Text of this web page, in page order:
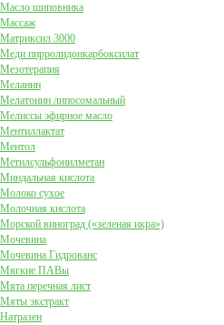
Масло шиповника
Массаж
Матриксил 3000
Меди пирролидонкарбоксилат
Мезотерапия
Меланин
Мелатонин липосомальный
Мелиссы эфирное масло
Ментиллактат
Ментол
Метилсульфонилметан
Миндальная кислота
Молоко сухое
Молочная кислота
Морской виноград («зеленая икра»)
Мочевина
Мочевина Гидрованс
Мягкие ПАВы
Мята перечная лист
Мяты экстракт
Натразен